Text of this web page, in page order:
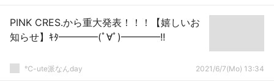
PINK CRES.から重大発表！！！【嬉しいお
知らせ】ｷﾀ━━━━(ﾟ∀ﾟ)━━━━!!
℃-ute派なんday 2021/6/7(Mo) 13:34